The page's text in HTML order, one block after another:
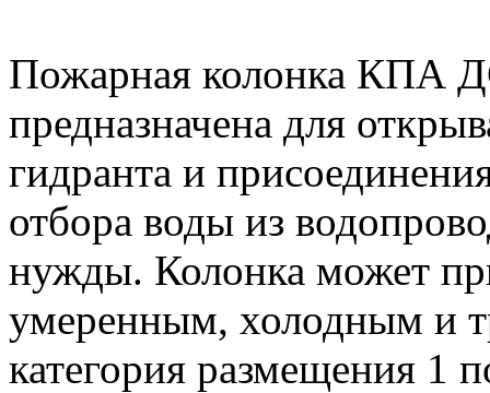
Пожарная колонка КПА
предназначена для
гидранта и
отбора воды из
нужды. Колонка может
умеренным, холодным и
категория размещения 1